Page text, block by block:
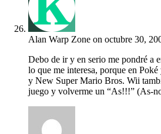
Alan Warp Zone on octubre 30,
Debo de ir y en serio me pondré a
lo que me interesa, porque en
y New Super Mario Bros. Wii
juego y volverme un “As!!!” (As-